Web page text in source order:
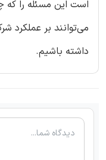
است این مسئله را
می‌توانند بر عملکرد
داشته باشیم.